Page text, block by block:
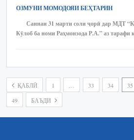
ОЗМУНИ МОМОДОЯИ БЕҲТАРИН
Саннаи 31 марти соли ҷорӣ дар МДТ
Кӯлоб ба номи Раҳмонзода Р.А.” аз тарафи
ҚАБЛӢ 1 … 33 34 35
49
БАЪДИ